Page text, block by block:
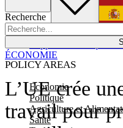
Recherche
POLICY AREAS
Economie
Politique
Agriculture et
Santé
L’UE crée
travail pour
ÉCONOMIE